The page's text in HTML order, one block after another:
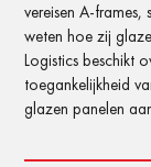
vereisen A-
weten hoe zij
Logistics beschikt
toegankelijkheid
glazen panelen